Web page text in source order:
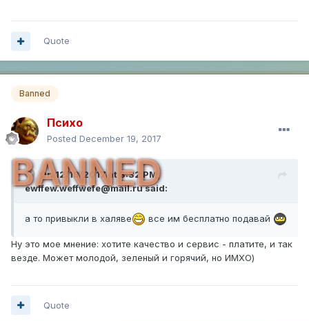
Quote
Banned
Психо
Posted December 19, 2017
BANNED
On 12/19/2017 at 3:32 PM,
ewffew.weffwefe@mail.rusaid:
а то привыкли в халяве все им бесплатно подавай
Ну это мое мнение: хотите качество и сервис - платите, и так
везде. Может молодой, зеленый и горячий, но ИМХО)
Quote